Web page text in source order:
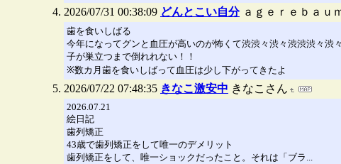
2026/07/31 00:38:09 どんとこい自分 ａｇｅｒｅｂａｕ
歯を食いしばる
今年になってグンと血圧が高いのが怖くて渋渋々渋々渋渋渋々渋
子が巣立つまで倒れれない！！
※数カ月歯を食いしばって血圧は少し下がってきたよ
2026/07/22 07:48:35 きなこ激安中 きなこさん
2026.07.21
絵日記
歯列矯正
43歳で歯列矯正をして唯一のデメリット
歯列矯正をして、唯一ショックだったこと。それは「ブラ...